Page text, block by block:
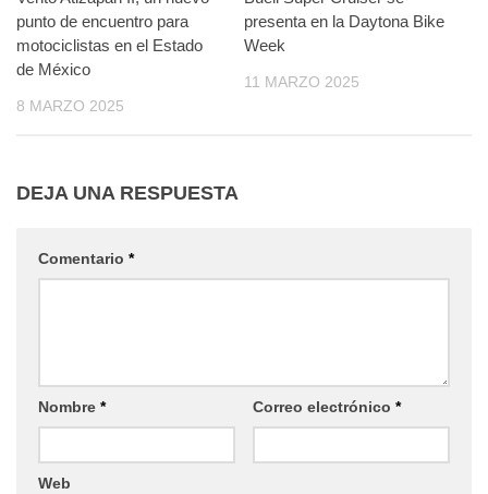
punto de encuentro para
motociclistas en el Estado
de México
8 MARZO 2025
presenta en la Daytona Bike
Week
11 MARZO 2025
DEJA UNA RESPUESTA
Comentario *
Nombre * Correo electrónico *
Web